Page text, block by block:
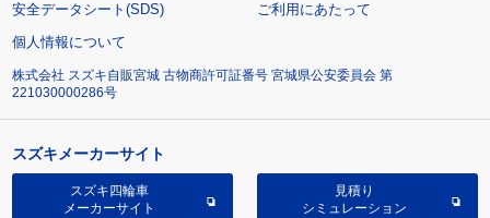
安全データシート(SDS)
ご利用にあたって
個人情報について
株式会社 スズキ自販宮城 古物商許可証番号 宮城県公安委員会 第
221030000286号
スズキメーカーサイト
スズキ四輪車
メーカーサイト
見積り
シミュレーション